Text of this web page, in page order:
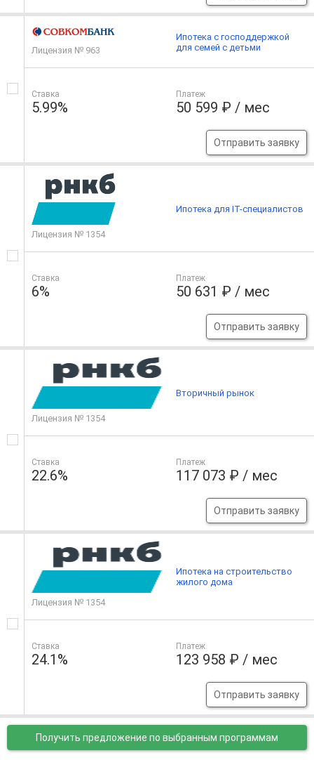
Лицензия № 963
Ставка
5.99%
Платеж
50 599 ₽ / мес
Отправить заявку
Ипотека с господдержкой
для семей с детьми
Лицензия № 1354
Ставка
6%
Платеж
50 631 ₽ / мес
Отправить заявку
Ипотека для IT-специалистов
Лицензия № 1354
Ставка
22.6%
Платеж
117 073 ₽ / мес
Отправить заявку
Вторичный рынок
Лицензия № 1354
Ставка
24.1%
Платеж
123 958 ₽ / мес
Отправить заявку
Ипотека на строительство
жилого дома
Получить предложение по выбранным программам